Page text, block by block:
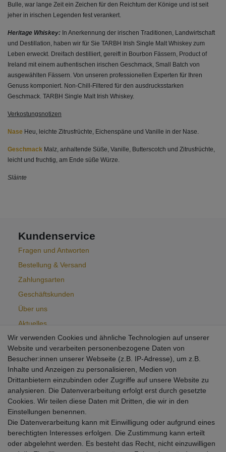
Bulle, war lange Zeit ein Zeichen für den Reichtum der Könige und ist seit
jeher in irischen Legenden fest verankert.
Heritage Whiskey: In Anerkennung der irischen Traditionen, Landwirtschaft
und Destillation, haben wir für Sie TARBH Irish Single Malt Whiskey zum
Leben erweckt. Dreifach destilliert, gereift in Bourbon Fässern, Product of
Ireland mit einem authentischen irischen Geschmack, Small Batch von
ausgewählten Fässern. Von unseren professionellen Experten für Ihren
Genuss komponiert. Non-Chill-Filtered für den ausdrucksstarken
Geschmack. TARBH Single Malt Irish Whiskey.
Verkostungsnotizen
Nase Heu, leichte Zitrusfrüchte, Eichenspäne und Vanille in der Nase.
Geschmack Malz, anhaltende Süße, Vanille, Butterscotch und Zitrusfrüchte,
leicht und fruchtig, am Ende süße Würze.
Slàinte
Kundenservice
Fragen und Antworten
Bestellung & Versand
Zahlungsarten
Geschäftskunden
Über uns
Aktuelles
Widerrufsformular
Newsletter
Kostenlos abonnieren und keine Neuigkeit mehr verpassen!
* Bestätigung Ihrer E-Mail-Adresse ist erforderlich.
E-MAIL **
Newsletter
Wir verwenden Cookies und ähnliche Technologien auf unserer
Website und verarbeiten personenbezogene Daten von
Besucher:innen unserer Webseite (z.B. IP-Adresse), um z.B.
Inhalte und Anzeigen zu personalisieren, Medien von
Drittanbietern einzubinden oder Zugriffe auf unsere Website zu
analysieren. Die Datenverarbeitung erfolgt erst durch gesetzte
Cookies. Wir teilen diese Daten mit Dritten, die wir in den
Einstellungen benennen.
Die Datenverarbeitung kann mit Einwilligung oder aufgrund eines
berechtigten Interesses erfolgen. Die Zustimmung kann erteilt
oder abgelehnt werden. Es besteht das Recht, nicht einzuwilligen